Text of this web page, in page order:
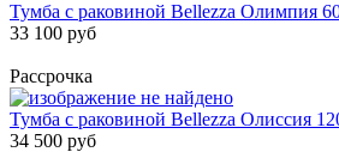
Тумба с раковиной Bellezza Олимпия
33 100 руб
Рассрочка
Тумба с раковиной Bellezza Олиссия
34 500 руб